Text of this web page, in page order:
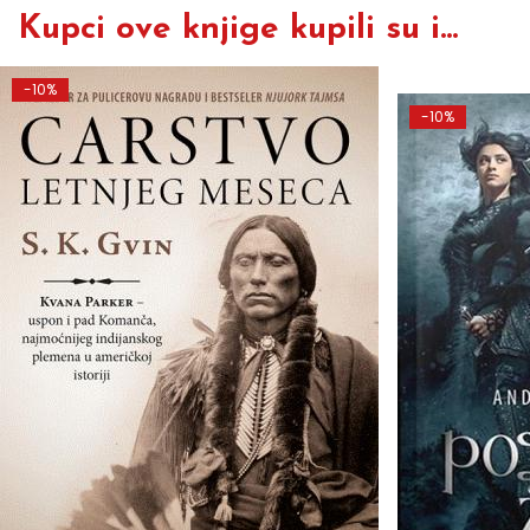
Kupci ove knjige kupili su i...
-10%
-10%